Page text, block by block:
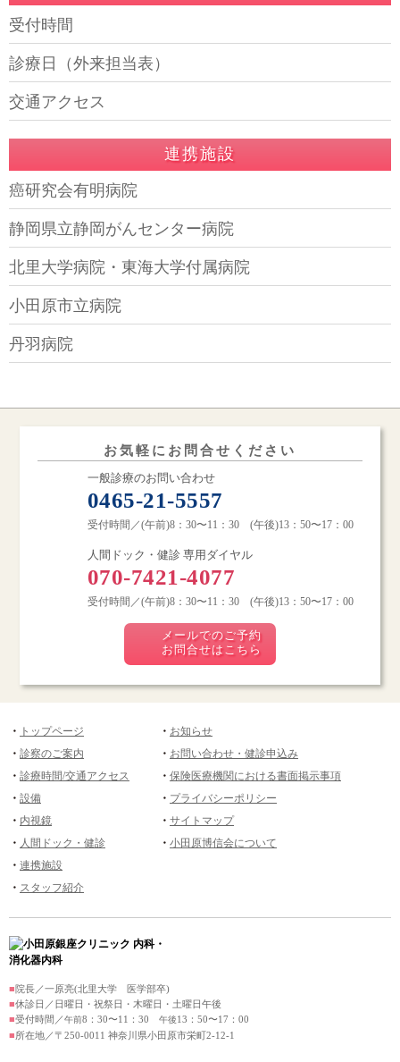
受付時間
診療日（外来担当表）
交通アクセス
連携施設
癌研究会有明病院
静岡県立静岡がんセンター病院
北里大学病院・東海大学付属病院
小田原市立病院
丹羽病院
お気軽にお問合せくださ い
一般診療のお問い合わせ
0465-21-5557
受付時間／(午前)8：30〜11：30 (午後)13：50〜17：00
人間ドック・健診 専用ダイヤル
070-7421-4077
受付時間／(午前)8：30〜11：30 (午後)13：50〜17：00
メールでのご予約
お問合せはこちら
トップページ
診察のご案内
診療時間/交通アクセス
設備
内視鏡
人間ドック・健診
連携施設
スタッフ紹介
お知らせ
お問い合わせ・健診申込み
保険医療機関における書面掲示事項
プライバシーポリシー
サイトマップ
小田原博信会について
院長／一原亮(北里大学 医学部卒)
休診日／日曜日・祝祭日・木曜日・土曜日午後
受付時間／午前8：30〜11：30 午後13：50〜17：00
所在地／〒250-0011 神奈川県小田原市栄町2-12-1